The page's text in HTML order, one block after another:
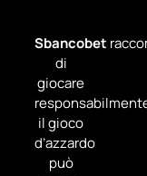
Sbancobet
di
giocare
il gioco
d’azzardo
può